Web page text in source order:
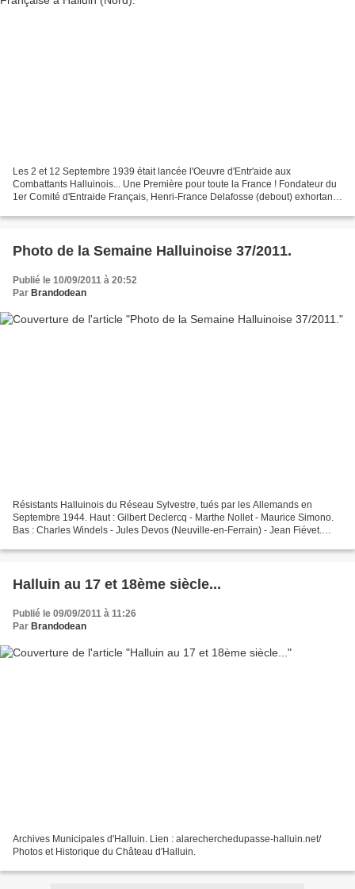
Les 2 et 12 Septembre 1939 était lancée l'Oeuvre d'Entr'aide aux
Combattants Halluinois... Une Première pour toute la France ! Fondateur du
1er Comité d'Entraide Français, Henri-France Delafosse (debout) exhortant
Photo de la Semaine Halluinoise 37/2011.
Publié le 10/09/2011 à 20:52
Par Brandodean
Résistants Halluinois du Réseau Sylvestre, tués par les Allemands en
Septembre 1944. Haut : Gilbert Declercq - Marthe Nollet - Maurice Simono.
Bas : Charles Windels - Jules Devos (Neuville-en-Ferrain) - Jean Fiévet.
Halluin au 17 et 18ème siècle...
Publié le 09/09/2011 à 11:26
Par Brandodean
Archives Municipales d'Halluin. Lien : alarecherchedupasse-halluin.net/
Photos et Historique du Château d'Halluin.